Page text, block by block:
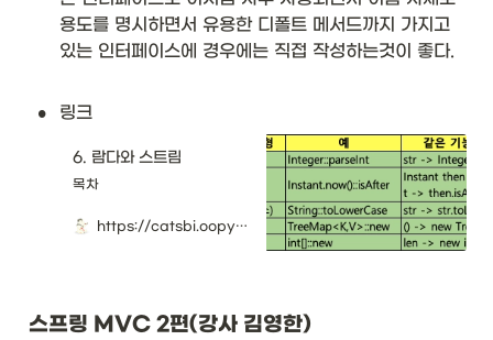
tb
f{
인
이
&
ex
tb
시
용도를 명시하면서 유용한 디폴트 메서드까지 가지고
있는 인터페이스에 경우에는 직접 작성하는것이 좋다.
• 링크
6. 람다와 스트림
목차
https://catsbi.oopy.io/5861b4b5-60fa-4a6e-aadf-5caeafe68b1e
스프링 MVC 2편(강사 김영한)